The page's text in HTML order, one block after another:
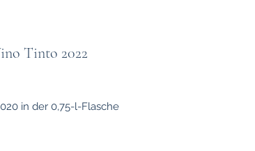
Tinto 2022
in der 0,75-l-Flasche